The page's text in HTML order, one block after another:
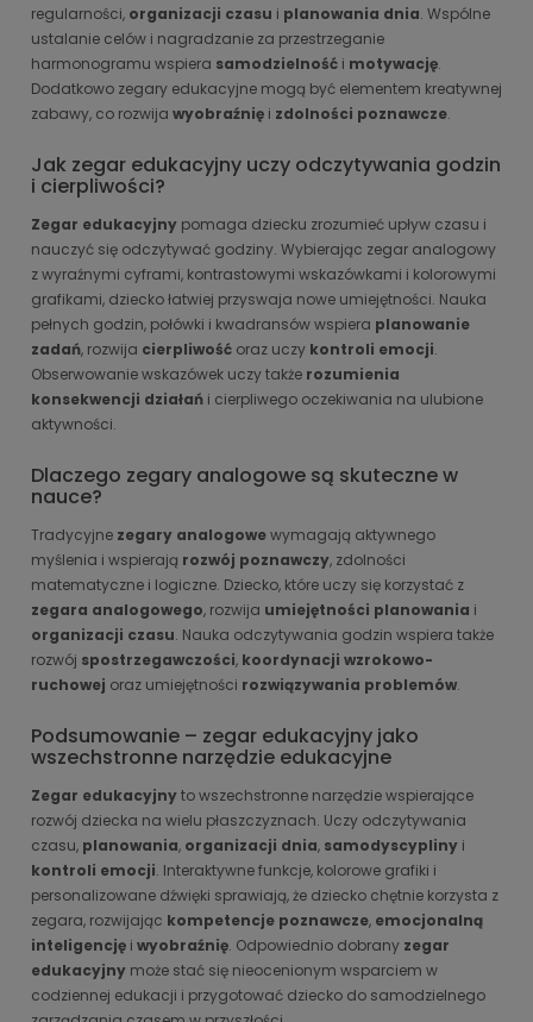
regularności, organizacji czasu i planowania dnia. Wspólne
ustalanie celów i nagradzanie za przestrzeganie
harmonogramu wspiera samodzielność i motywację.
Dodatkowo zegary edukacyjne mogą być elementem kreatywnej
zabawy, co rozwija wyobraźnię i zdolności poznawcze.
Jak zegar edukacyjny uczy odczytywania godzin
i cierpliwości?
Zegar edukacyjny pomaga dziecku zrozumieć upływ czasu i
nauczyć się odczytywać godziny. Wybierając zegar analogowy
z wyraźnymi cyframi, kontrastowymi wskazówkami i kolorowymi
grafikami, dziecko łatwiej przyswaja nowe umiejętności. Nauka
pełnych godzin, połówki i kwadransów wspiera planowanie
zadań, rozwija cierpliwość oraz uczy kontroli emocji.
Obserwowanie wskazówek uczy także rozumienia
konsekwencji działań i cierpliwego oczekiwania na ulubione
aktywności.
Dlaczego zegary analogowe są skuteczne w
nauce?
Tradycyjne zegary analogowewymagają aktywnego
myślenia i wspierają rozwój poznawczy, zdolności
matematyczne i logiczne. Dziecko, które uczy się korzystać z
zegara analogowego, rozwija umiejętności planowania i
organizacji czasu. Nauka odczytywania godzin wspiera także
rozwój spostrzegawczości, koordynacji wzrokowo-
ruchowej oraz umiejętności rozwiązywania problemów.
Podsumowanie – zegar edukacyjny jako
wszechstronne narzędzie edukacyjne
Zegar edukacyjnyto wszechstronne narzędzie wspierające
rozwój dziecka na wielu płaszczyznach. Uczy odczytywania
czasu, planowania, organizacji dnia, samodyscypliny i
kontroli emocji. Interaktywne funkcje, kolorowe grafiki i
personalizowane dźwięki sprawiają, że dziecko chętnie korzysta z
zegara, rozwijając kompetencje poznawcze, emocjonalną
inteligencję i wyobraźnię. Odpowiednio dobrany zegar
edukacyjny może stać się nieocenionym wsparciem w
codziennej edukacji i przygotować dziecko do samodzielnego